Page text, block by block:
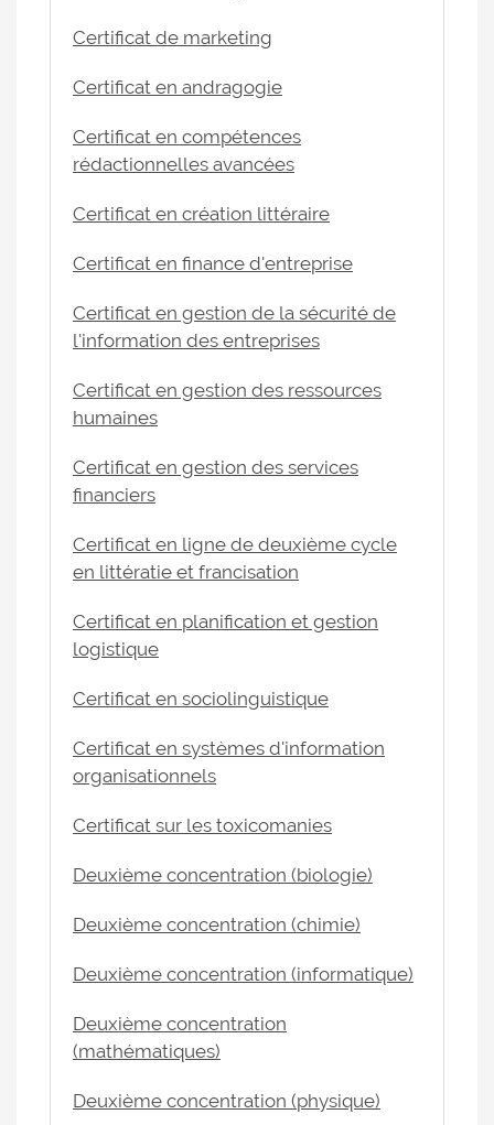
Certificat de marketing
Certificat en andragogie
Certificat en compétences
rédactionnelles avancées
Certificat en création littéraire
Certificat en finance d'entreprise
Certificat en gestion de la sécurité de
l'information des entreprises
Certificat en gestion des ressources
humaines
Certificat en gestion des services
financiers
Certificat en ligne de deuxième cycle
en littératie et francisation
Certificat en planification et gestion
logistique
Certificat en sociolinguistique
Certificat en systèmes d'information
organisationnels
Certificat sur les toxicomanies
Deuxième concentration (biologie)
Deuxième concentration (chimie)
Deuxième concentration (informatique)
Deuxième concentration
(mathématiques)
Deuxième concentration (physique)